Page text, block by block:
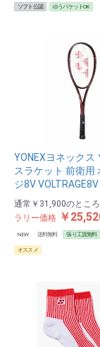
ソフト公認 ゆうパケットOK
YONEXヨネックス
スラケット 前衛用
ジ8V VOLTRAGE8V
通常 ￥31,900のところ
ラリー価格 ￥
NEW 送料無料 張り工賃無料
オススメ